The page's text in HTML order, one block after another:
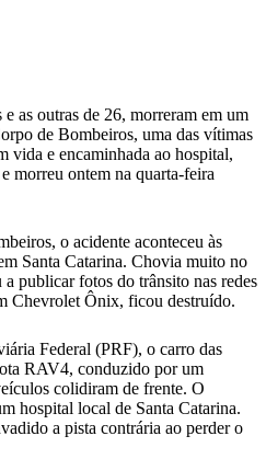
as outras de 26, morreram em um
de Bombeiros, uma das vítimas
vida e encaminhada ao hospital,
morreu ontem na quarta-feira
o acidente aconteceu às
Santa Catarina. Chovia muito no
publicar fotos do trânsito nas redes
Chevrolet Ônix, ficou destruído.
Federal (PRF), o carro das
RAV4, conduzido por um
colidiram de frente. O
hospital local de Santa Catarina.
a pista contrária ao perder o